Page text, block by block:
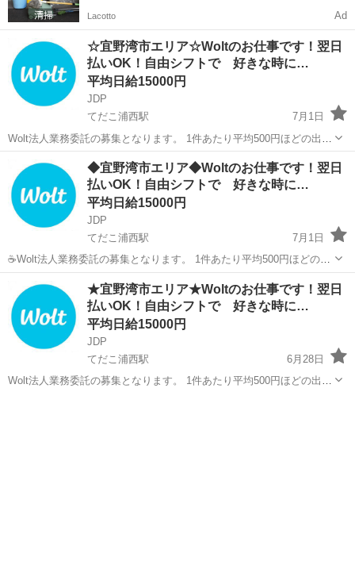
Lacotto Ad
☆宜野湾市エリア☆Woltのお仕事です！翌日
払いOK！自由シフトで 好きな時に…
平均日給15000円
JDP
てだこ浦西駅
7月1日
Wolt法人業務委託の募集となります。 1件あたり平均500円ほどの出来
高報酬制となります。 お届け範囲が片道10分程度のデリバリーばかり
です。 短時間でたくさんの件数を配達したい方にも、近所で気軽に配
達し...
宜野湾市 てだこ浦西駅 貨物
◆宜野湾市エリア◆Woltのお仕事です！翌日
払いOK！自由シフトで 好きな時に…
平均日給15000円
JDP
てだこ浦西駅
7月1日
☕Wolt法人業務委託の募集となります。 1件あたり平均500円ほどの出
来高報酬制となります。 お届け範囲が片道10分程度のデリバリーばか
りです。 短時間でたくさんの件数を配達したい方にも、近所で気軽
に...
宜野湾市 てだこ浦西駅 貨物
★宜野湾市エリア★Woltのお仕事です！翌日
払いOK！自由シフトで 好きな時に…
平均日給15000円
JDP
てだこ浦西駅
6月28日
Wolt法人業務委託の募集となります。 1件あたり平均500円ほどの出来